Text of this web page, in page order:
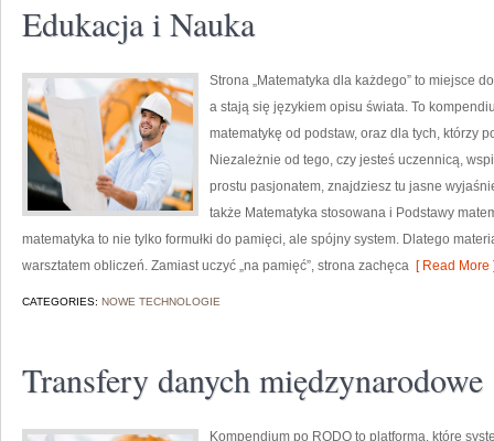
Edukacja i Nauka
Strona „Matematyka dla każdego” to miejsce
a stają się językiem opisu świata. To
matematykę od podstaw, oraz dla tych, którzy
Niezależnie od tego, czy jesteś uczennicą,
prostu pasjonatem, znajdziesz tu jasne
także Matematyka stosowana i Podstawy
matematyka to nie tylko formułki do pamięci, ale spójny system. Dlatego
warsztatem obliczeń. Zamiast uczyć „na pamięć”, strona zachęca [ Read More
CATEGORIES: NOWE TECHNOLOGIE
Transfery danych międzynarodowe
Kompendium po RODO to platforma, które